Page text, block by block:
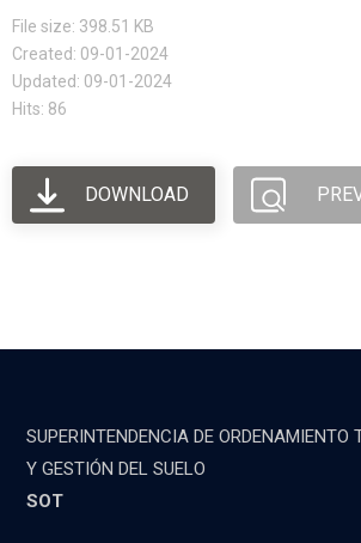
File size: 398.51 KB
Created: 09-01-2024
Updated: 09-01-2024
Hits: 86
DOWNLOAD
SUPERINTENDENCIA DE ORDENAMIENTO
Y GESTIÓN DEL SUELO
SOT